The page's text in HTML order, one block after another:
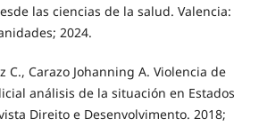
las ciencias de la salud. Valencia:
2024.
C., Carazo Johanning A. Violencia de
análisis de la situación en Estados
Direito e Desenvolvimento. 2018;